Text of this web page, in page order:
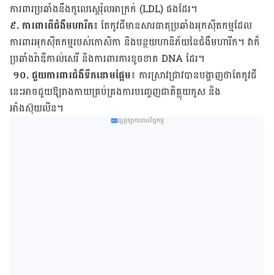
ការពារប្រឆាំងនឹងកូលេស្តេរ៉ុលអាក្រក់ (LDL) ផងដែរ។
៩. ការពារពីជំងឺមហារីក៖ តែកូវជីមានសារធាតុប្រឆាំងអុកស៊ីតកម្មដែល
ការពារអុកស៊ីតកម្មរបស់កោសិកា និង​បន្ថយ​ហានិភ័យ​នៃជំងឺមហារីក។ វាក៏
ប្រឆាំងរ៉ាឌីកាល់សេរី និងការពារការខូចខាត DNA ដែរ។
១០. ជួយការពារជំងឺទឹកនោមផ្អែម៖ ការស្រាវជ្រាវបានបង្ហាញថាតែកូវជី
នេះអាចជួយឱ្យរាងកាយគ្រប់គ្រងការបញ្ចេញជាតិគ្លុយកូស និង
អាំងស៊ុយលីន។
ផ្សព្វផ្សាយពាណិជ្ជកម្ម